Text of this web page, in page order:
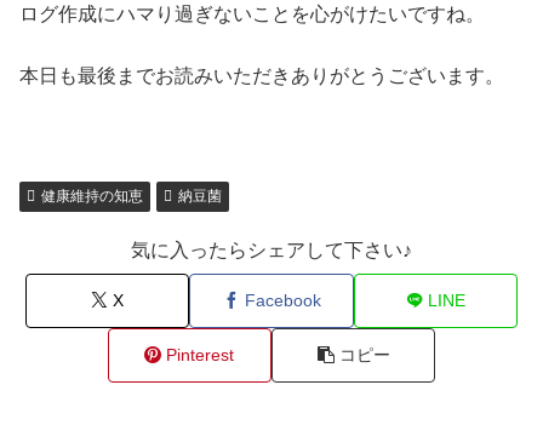
ログ作成にハマり過ぎないことを心がけたいですね。
本日も最後までお読みいただきありがとうございます。
健康維持の知恵 納豆菌
気に入ったらシェアして下さい♪
X Facebook LINE
Pinterest コピー